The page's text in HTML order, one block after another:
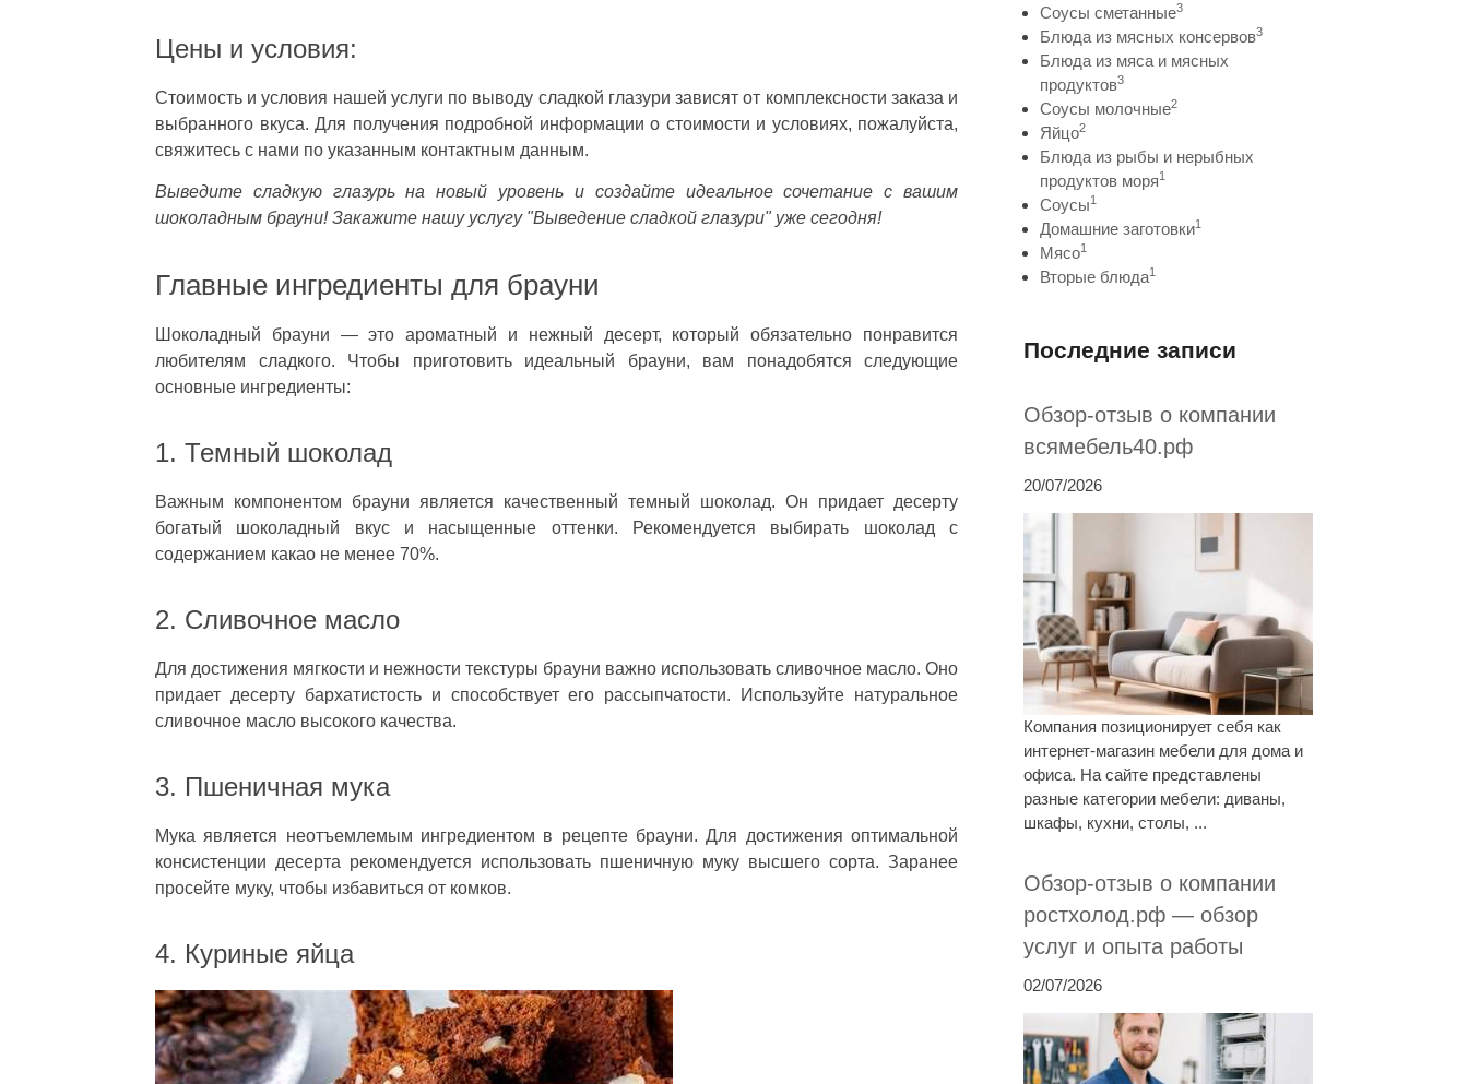
Цены и условия:
Стоимость и условия нашей услуги по выводу сладкой глазури зависят от комплексности заказа и
выбранного вкуса. Для получения подробной информации о стоимости и условиях, пожалуйста,
свяжитесь с нами по указанным контактным данным.
Выведите сладкую глазурь на новый уровень и создайте идеальное сочетание с вашим
шоколадным брауни! Закажите нашу услугу "Выведение сладкой глазури" уже сегодня!
Главные ингредиенты для брауни
Шоколадный брауни — это ароматный и нежный десерт, который обязательно понравится
любителям сладкого. Чтобы приготовить идеальный брауни, вам понадобятся следующие
основные ингредиенты:
1. Темный шоколад
Важным компонентом брауни является качественный темный шоколад. Он придает десерту
богатый шоколадный вкус и насыщенные оттенки. Рекомендуется выбирать шоколад с
содержанием какао не менее 70%.
2. Сливочное масло
Для достижения мягкости и нежности текстуры брауни важно использовать сливочное масло. Оно
придает десерту бархатистость и способствует его рассыпчатости. Используйте натуральное
сливочное масло высокого качества.
3. Пшеничная мука
Мука является неотъемлемым ингредиентом в рецепте брауни. Для достижения оптимальной
консистенции десерта рекомендуется использовать пшеничную муку высшего сорта. Заранее
просейте муку, чтобы избавиться от комков.
4. Куриные яйца
Соусы сметанные3
Блюда из мясных консервов3
Блюда из мяса и мясных
продуктов3
Соусы молочные2
Яйцо2
Блюда из рыбы и нерыбных
продуктов моря1
Соусы1
Домашние заготовки1
Мясо1
Вторые блюда1
Последние записи
Обзор-отзыв о компании
всямебель40.рф
20/07/2026
Компания позиционирует себя как
интернет-магазин мебели для дома и
офиса. На сайте представлены
разные категории мебели: диваны,
шкафы, кухни, столы, ...
Обзор-отзыв о компании
ростхолод.рф — обзор
услуг и опыта работы
02/07/2026